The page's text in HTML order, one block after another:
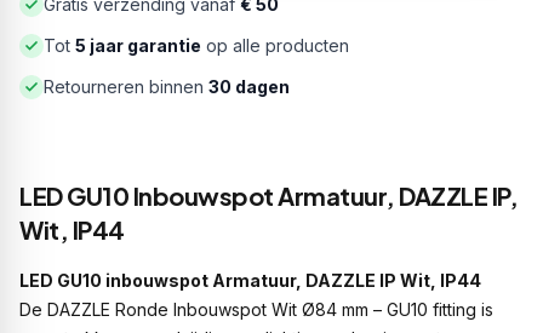
Gratis verzending vanaf € 50
Tot 5 jaar garantie op alle producten
Retourneren binnen 30 dagen
LED GU10 Inbouwspot Armatuur, DAZZLE IP,
Wit, IP44
LED GU10 inbouwspot Armatuur, DAZZLE IP Wit, IP44
De DAZZLE Ronde Inbouwspot Wit Ø84 mm – GU10 fitting is